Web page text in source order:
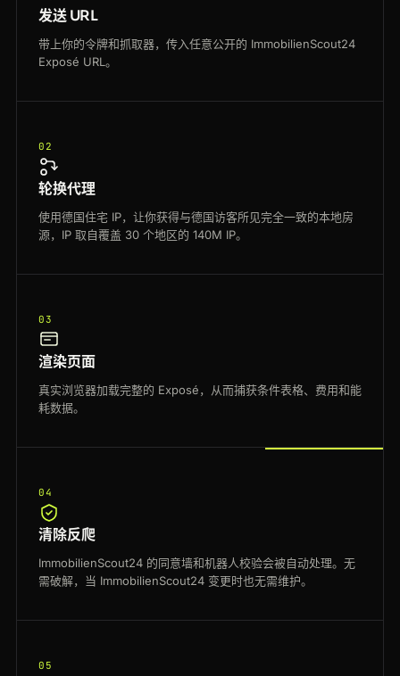
发送 URL
带上你的令牌和抓取器，传入任意公开的 ImmobilienScout24
Exposé URL。
02
轮换代理
使用德国住宅 IP，让你获得与德国访客所见完全一致的本地房
源，IP 取自覆盖 30 个地区的 140M IP。
03
渲染页面
真实浏览器加载完整的 Exposé，从而捕获条件表格、费用和能
耗数据。
04
清除反爬
ImmobilienScout24 的同意墙和机器人校验会被自动处理。无
需破解，当 ImmobilienScout24 变更时也无需维护。
05